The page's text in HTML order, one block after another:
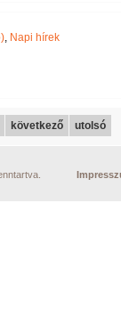
, Napi hírek
következő utolsó